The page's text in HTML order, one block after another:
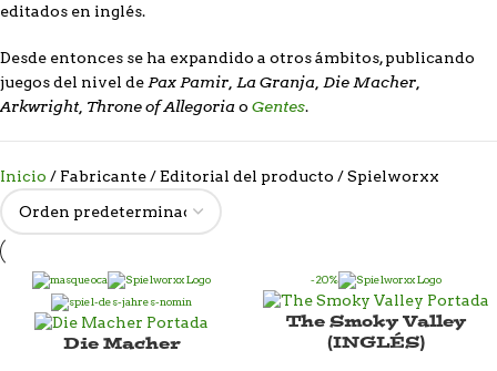
editados en inglés.
Desde entonces se ha expandido a otros ámbitos, publicando
juegos del nivel dePax Pamir, La Granja, Die Macher,
Arkwright, Throne of Allegoriao Gentes.
Inicio Fabricante / Editorial del producto Spielworxx
Die Macher
-20%
The Smoky Valley
(INGLÉS)